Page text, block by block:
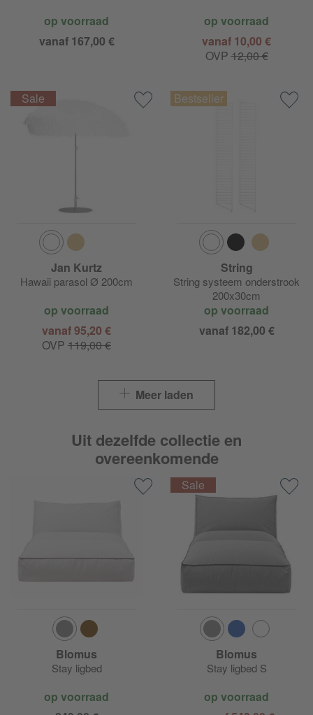
op voorraad
vanaf 167,00 €
op voorraad
vanaf 10,00 €
OVP12,00 €
Jan Kurtz
Hawaii parasol Ø 200cm
op voorraad
vanaf 95,20 €
OVP 119,00 €
String
String systeem onderstrook
200x30cm
op voorraad
vanaf 182,00 €
Meer laden
Uit dezelfde collectie en
overeenkomende
Blomus
Stay ligbed
op voorraad
Blomus
Stay ligbed S
op voorraad